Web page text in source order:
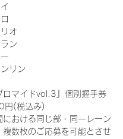
オ
ン
リン
ロマイドvol.3』個別握手券
円(税込み)
おける同じ部・同一レーン
複数枚のご応募を可能とさせ